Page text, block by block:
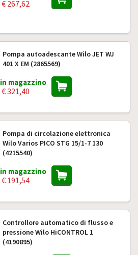
€ 267,62
Pompa autoadescante Wilo JET WJ
401 X EM (2865569)
in magazzino
€ 321,40
Pompa di circolazione elettronica
Wilo Varios PICO STG 15/1-7 130
(4215540)
in magazzino
€ 191,54
Controllore automatico di flusso e
pressione Wilo HiCONTROL 1
(4190895)